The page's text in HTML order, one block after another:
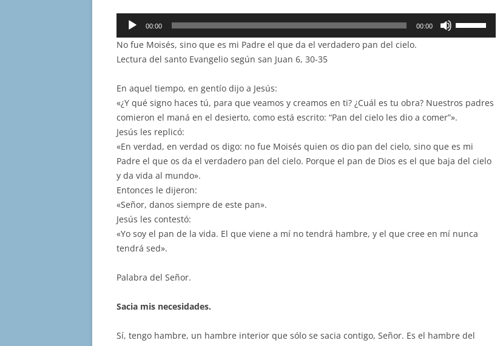
Reproductor
audio
00:00 00:00
para
aumentar
disminuir
el
No fue Moisés, sino que es mi Padre el que da el verdadero pan del cielo.
Lectura del santo Evangelio según san Juan 6, 30-35
En aquel tiempo, en gentío dijo a Jesús:
«¿Y qué signo haces tú, para que veamos y creamos en ti? ¿Cuál es tu obra? Nuestros padres
comieron el maná en el desierto, como está escrito: “Pan del cielo les dio a comer”».
Jesús les replicó:
«En verdad, en verdad os digo: no fue Moisés quien os dio pan del cielo, sino que es mi
Padre el que os da el verdadero pan del cielo. Porque el pan de Dios es el que baja del cielo
y da vida al mundo».
Entonces le dijeron:
«Señor, danos siempre de este pan».
Jesús les contestó:
«Yo soy el pan de la vida. El que viene a mí no tendrá hambre, y el que cree en mí nunca
tendrá sed».
Palabra del Señor.
Sacia mis necesidades.
Sí, tengo hambre, un hambre interior que sólo se sacia contigo, Señor. Es el hambre del